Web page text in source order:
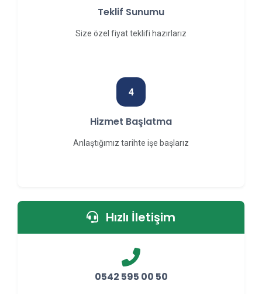
Teklif Sunumu
Size özel fiyat teklifi hazırlarız
4
Hizmet Başlatma
Anlaştığımız tarihte işe başlarız
Hızlı İletişim
0542 595 00 50